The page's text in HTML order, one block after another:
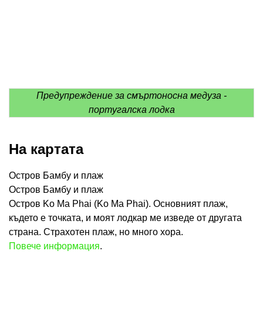
Предупреждение за смъртоносна медуза -
португалска лодка
На картата
Остров Бамбу и плаж
Остров Бамбу и плаж
Остров Ko Ma Phai (Ko Ma Phai). Основният плаж,
където е точката, и моят лодкар ме изведе от другата
страна. Страхотен плаж, но много хора.
Повече информация.